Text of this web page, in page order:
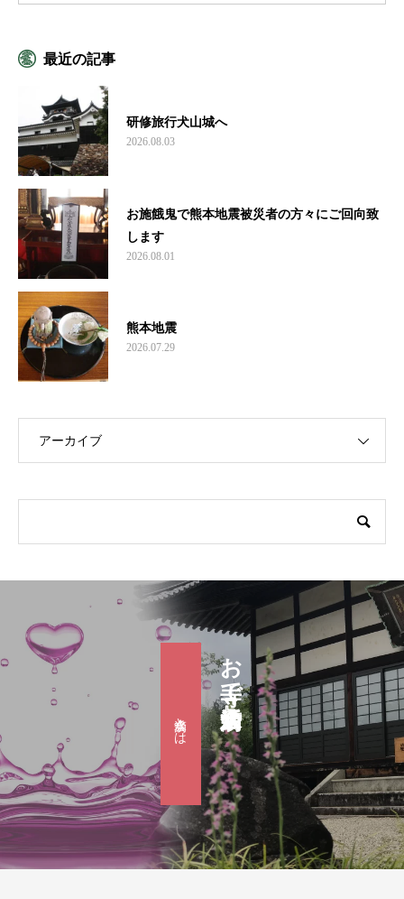
最近の記事
研修旅行犬山城へ
2026.08.03
お施餓鬼で熊本地震被災者の方々にご回向致
します
2026.08.01
熊本地震
2026.07.29
アーカイブ
お寺で婚活『滴水会』
滴水会とは